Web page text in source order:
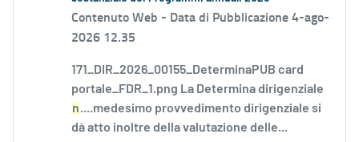
Contenuto Web - Data di Pubblicazione 4-ago-
2026 12.35
171_DIR_2026_00155_DeterminaPUB card
portale_FDR_1.png La Determina dirigenziale
n....medesimo provvedimento dirigenziale si
dà atto inoltre della valutazione delle...